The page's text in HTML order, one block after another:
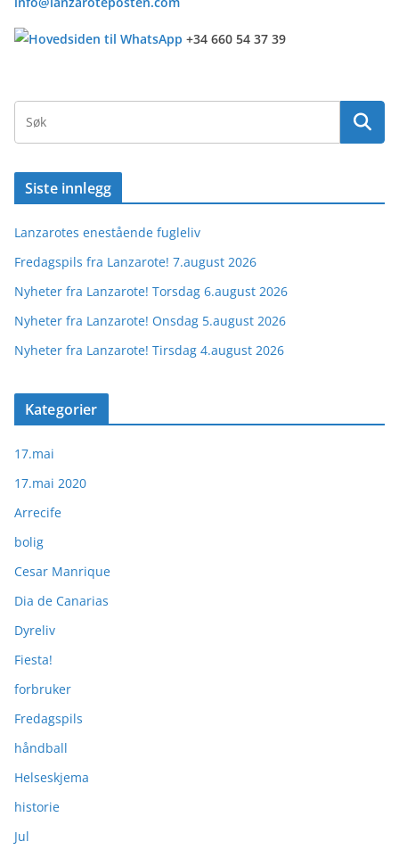
+34 660 54 37 39
Siste innlegg
Lanzarotes enestående fugleliv
Fredagspils fra Lanzarote! 7.august 2026
Nyheter fra Lanzarote! Torsdag 6.august 2026
Nyheter fra Lanzarote! Onsdag 5.august 2026
Nyheter fra Lanzarote! Tirsdag 4.august 2026
Kategorier
17.mai
17.mai 2020
Arrecife
bolig
Cesar Manrique
Dia de Canarias
Dyreliv
Fiesta!
forbruker
Fredagspils
håndball
Helseskjema
historie
Jul